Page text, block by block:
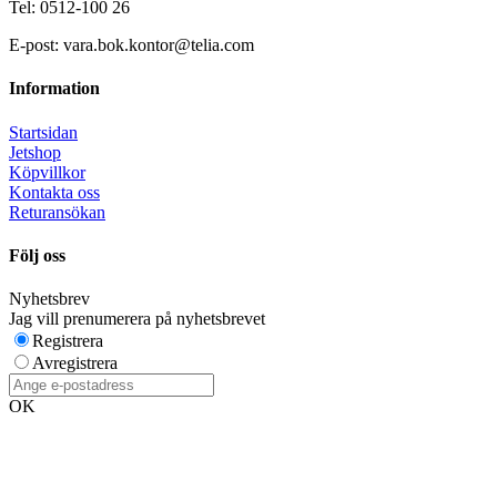
Tel: 0512-100 26
E-post: vara.bok.kontor@telia.com
Information
Startsidan
Jetshop
Köpvillkor
Kontakta oss
Returansökan
Följ oss
Nyhetsbrev
Jag vill prenumerera på nyhetsbrevet
Registrera
Avregistrera
OK